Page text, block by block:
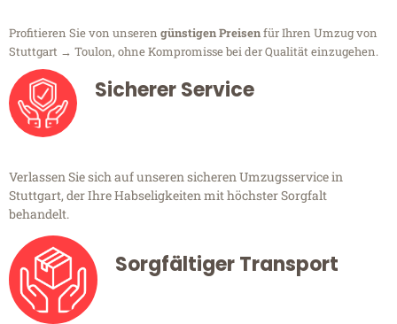
Profitieren Sie von unseren günstigen Preisenfür Ihren Umzug von
Stuttgart → Toulon, ohne Kompromisse bei der Qualität einzugehen.
Sicherer Service
Verlassen Sie sich auf unseren sicheren Umzugsservice in
Stuttgart, der Ihre Habseligkeiten mit höchster Sorgfalt
behandelt.
Sorgfältiger Transport